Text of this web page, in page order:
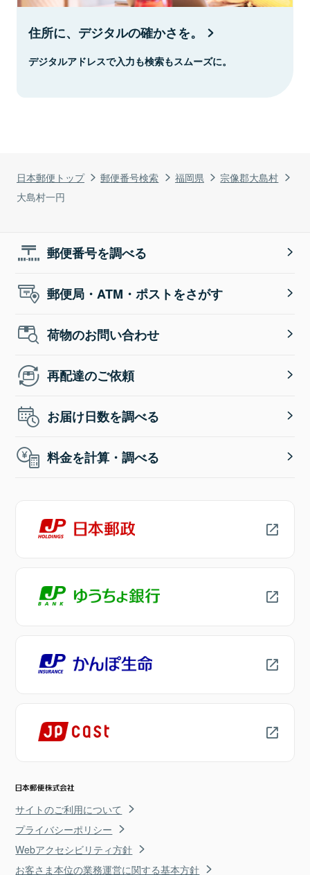
日本郵便トップ 郵便番号検索 福岡県
宗像郡大島村
大島村一円
住所に、デジタルの確かさを。
デジタルアドレスで入力も検索もスムーズに。
郵便番号を調べる
郵便局・ATM・ポストをさがす
荷物のお問い合わせ
再配達のご依頼
お届け日数を調べる
料金を計算・調べる
サイトのご利用について
プライバシーポリシー
Webアクセシビリティ方針
お客さま本位の業務運営に関する基本方針